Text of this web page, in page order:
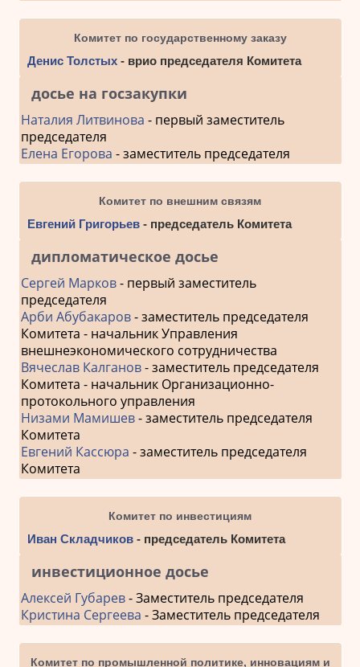
Комитет по государственному заказу
Денис Толстых- врио председателя Комитета
досье на госзакупки
Наталия Литвинова - первый заместитель
председателя
Елена Егорова - заместитель председателя
Комитет по внешним связям
Евгений Григорьев- председатель Комитета
дипломатическое досье
Сергей Марков- первый заместитель
председателя
Арби Абубакаров- заместитель председателя
Комитета - начальник Управления
внешнеэкономического сотрудничества
Вячеслав Калганов- заместитель председателя
Комитета - начальник Организационно-
протокольного управления
Низами Мамишев- заместитель председателя
Комитета
Евгений Кассюра - заместитель председателя
Комитета
Комитет по инвестициям
Иван Складчиков- председатель Комитета
инвестиционное досье
Алексей Губарев- Заместитель председателя
Кристина Сергеева - Заместитель председателя
Комитет по промышленной политике, инновациям и